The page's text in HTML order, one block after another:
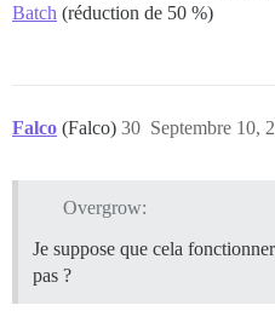
Batch (réduction de 50 %)
Falco (Falco) Septembre 10,
30
Overgrow:
Je suppose que cela
pas ?